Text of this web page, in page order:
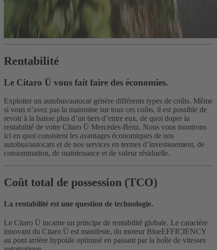
Rentabilité
Le Citaro Ü vous fait faire des économies.
Exploiter un autobus/autocar génère différents types de coûts. Même
si vous n’avez pas la mainmise sur tous ces coûts, il est possible de
revoir à la baisse plus d’un tiers d’entre eux, de quoi doper la
rentabilité de votre Citaro Ü Mercedes-Benz. Nous vous montrons
ici en quoi consistent les avantages économiques de nos
autobus/autocars et de nos services en termes d’investissement, de
consommation, de maintenance et de valeur résiduelle.
Coût total de possession (TCO)
La rentabilité est une question de technologie.
Le Citaro Ü incarne un principe de rentabilité globale. Le caractère
innovant du Citaro Ü est manifeste, du moteur BlueEFFICIENCY
au pont arrière hypoïde optimisé en passant par la boîte de vitesses